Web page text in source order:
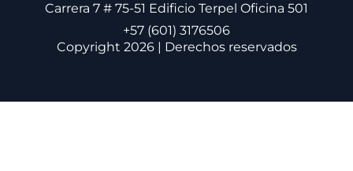
Carrera 7 # 75-51 Edificio Terpel Oficina 501
+57 (601) 3176506
Copyright 2026 | Derechos reservados